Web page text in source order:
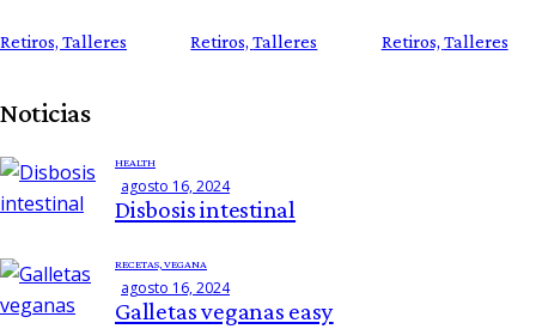
Retiros, Talleres Retiros,Talleres Retiros, Talleres
Noticias
HEALTH
agosto 16, 2024
Disbosis intestinal
RECETAS,VEGANA
agosto 16, 2024
Galletas veganas easy